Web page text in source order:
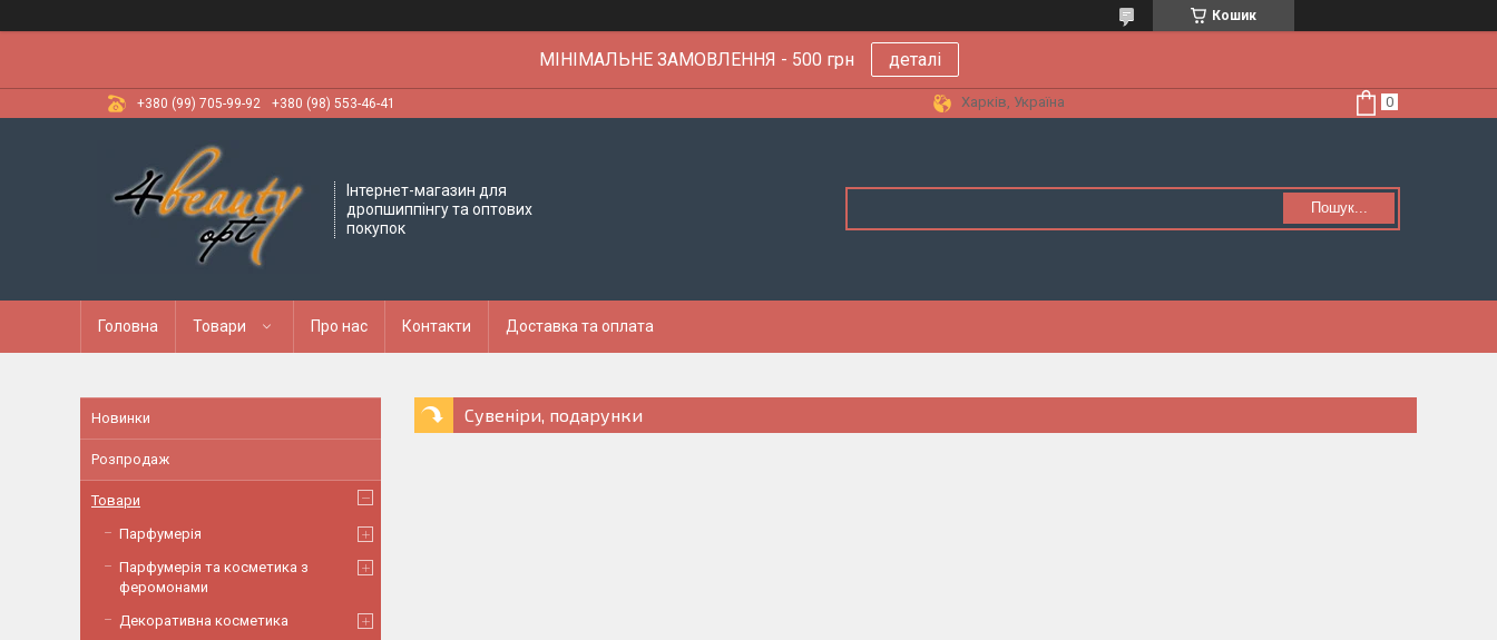
Кошик
МІНІМАЛЬНЕ ЗАМОВЛЕННЯ - 500 грн деталі
+380 (99) 705-99-92 +380 (98) 553-46-41 Харків, Україна
Інтернет-магазин для
дропшиппінгу та оптових
покупок
Пошук...
Головна Товари Про нас Контакти Доставка та оплата
Сувеніри, подарунки
Новинки
Розпродаж
Товари
Парфумерія
Парфумерія та косметика з
феромонами
Декоративна косметика